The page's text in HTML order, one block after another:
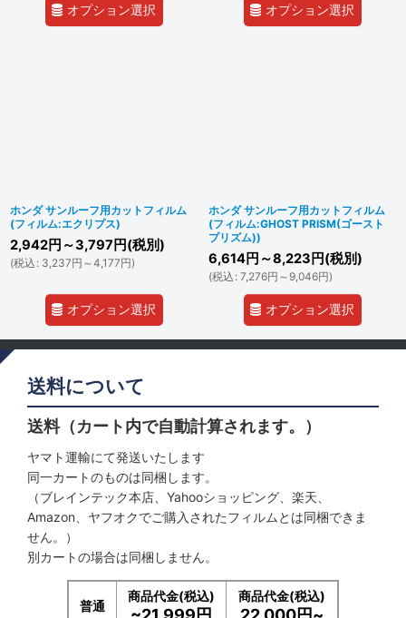
オプション選択 オプション選択
ホンダ サンルーフ用カットフィルム
(フィルム:エクリプス)
2,942円 ～3,797 円(税別)
(税込 : 3,237円 ～4,177円)
オプション選択
ホンダ サンルーフ用カットフィルム
(フィルム:GHOST PRISM(ゴースト
プリズム))
6,614円 ～8,223 円(税別)
(税込 : 7,276円 ～9,046円)
オプション選択
送料について
送料（カート内で自動計算されます。）
ヤマト運輸にて発送いたします
同一カートのものは同梱します。
（ブレインテック本店、Yahooショッピング、楽天、
Amazon、ヤフオクでご購入されたフィルムとは同梱できま
せん。）
別カートの場合は同梱しません。
普通
商品代金(税込) 商品代金(税込)